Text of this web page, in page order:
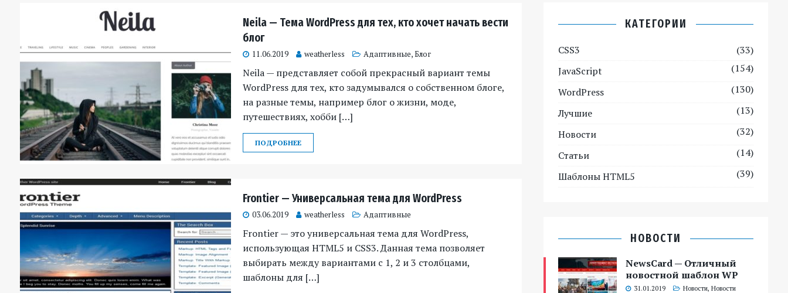
Neila — Тема WordPress для тех, кто хочет начать вести
блог
11.06.2019 weatherless Адаптивные,Блог
Neila — представляет собой прекрасный вариант темы
WordPress для тех, кто задумывался о собственном блоге,
на разные темы, например блог о жизни, моде,
путешествиях, хобби […]
ПОДРОБНЕЕ
Frontier — Универсальная тема для WordPress
03.06.2019 weatherless Адаптивные
Frontier — это универсальная тема для WordPress,
использующая HTML5 и CSS3. Данная тема позволяет
выбирать между вариантами с 1, 2 и 3 столбцами,
шаблоны для […]
КАТЕГОРИИ
CSS3
(33)
JavaScript
(154)
WordPress
(130)
Лучшие
(13)
Новости
(32)
Статьи
(14)
Шаблоны HTML5
(39)
НОВОСТИ
NewsCard — Отличный
новостной шаблон WP
31.01.2019 Новости,Новости